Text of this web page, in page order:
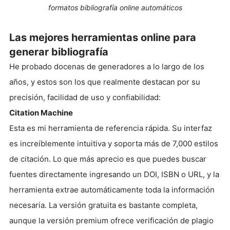
formatos bibliografía online automáticos
Las mejores herramientas online para
generar bibliografía
He probado docenas de generadores a lo largo de los
años, y estos son los que realmente destacan por su
precisión, facilidad de uso y confiabilidad:
Citation Machine
Esta es mi herramienta de referencia rápida. Su interfaz
es increíblemente intuitiva y soporta más de 7,000 estilos
de citación. Lo que más aprecio es que puedes buscar
fuentes directamente ingresando un DOI, ISBN o URL, y la
herramienta extrae automáticamente toda la información
necesaria. La versión gratuita es bastante completa,
aunque la versión premium ofrece verificación de plagio